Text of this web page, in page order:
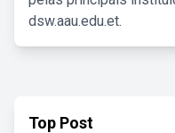
dsw.aau.edu.et.
Top Post